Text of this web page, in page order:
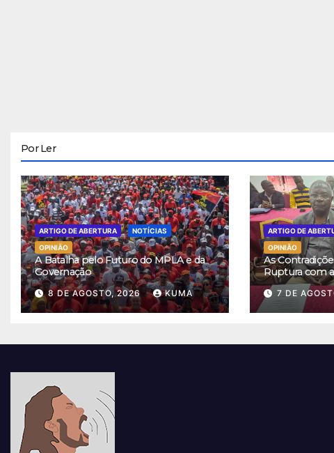
Por Ler
ARTIGO DE ABERTURA
NOTÍCIAS
OPINIÃO
A Batalha pelo Futuro do MPLA e da
Governação
8 DE AGOSTO, 2026 KUMA
ARTIGO DE
OPINIÃO
As
Ruptura com
7 DE